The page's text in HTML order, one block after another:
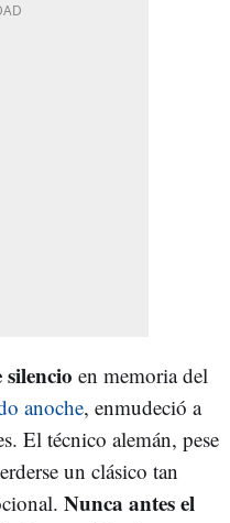
en memoria del
anoche, enmudeció a
El técnico alemán, pese
un clásico tan
Nunca antes el